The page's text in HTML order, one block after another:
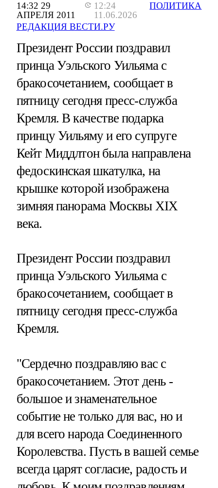
14:32 29
АПРЕЛЯ 2011
12:24
11.06.2026
РЕДАКЦИЯ ВЕСТИ.РУ
ПОЛИТИКА
Президент России поздравил
принца Уэльского Уильяма с
бракосочетанием, сообщает в
пятницу сегодня пресс-служба
Кремля. В качестве подарка
принцу Уильяму и его супруге
Кейт Миддлтон была направлена
федоскинская шкатулка, на
крышке которой изображена
зимняя панорама Москвы XIX
века.
Президент России поздравил
принца Уэльского Уильяма с
бракосочетанием, сообщает в
пятницу сегодня пресс-служба
Кремля.
"Сердечно поздравляю вас с
бракосочетанием. Этот день -
большое и знаменательное
событие не только для вас, но и
для всего народа Соединенного
Королевства. Пусть в вашей семье
всегда царят согласие, радость и